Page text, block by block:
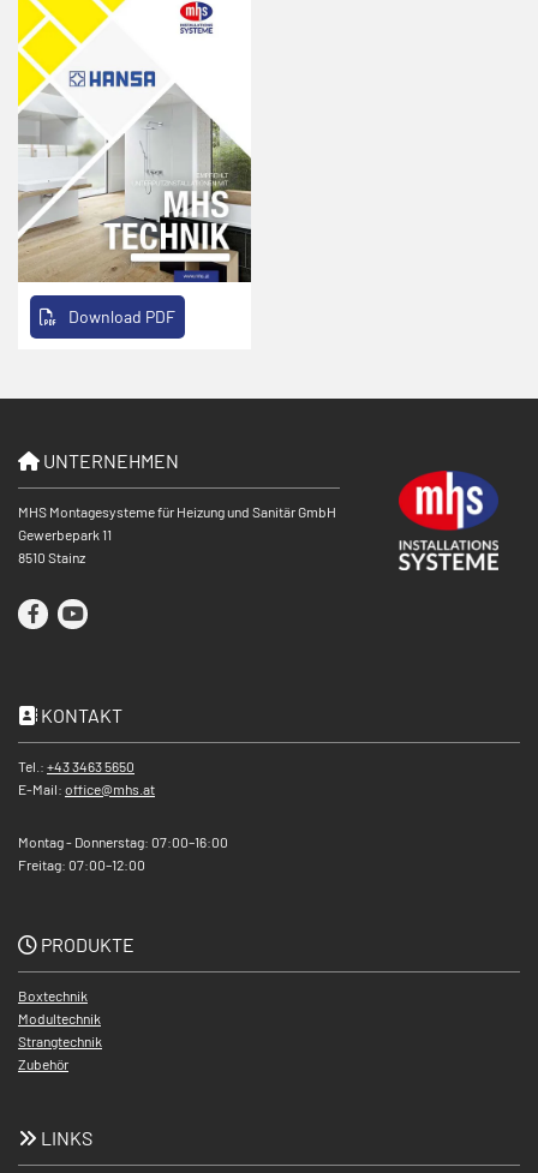
Download PDF
 UNTERNEHMEN
MHS Montagesysteme für Heizung und Sanitär GmbH
Gewerbepark 11
8510 Stainz
 KONTAKT
Tel.: +43 3463 5650
E-Mail: office@mhs.at
Montag - Donnerstag: 07:00–16:00
Freitag: 07:00–12:00
 PRODUKTE
Boxtechnik
Modultechnik
Strangtechnik
Zubehör
 LINKS